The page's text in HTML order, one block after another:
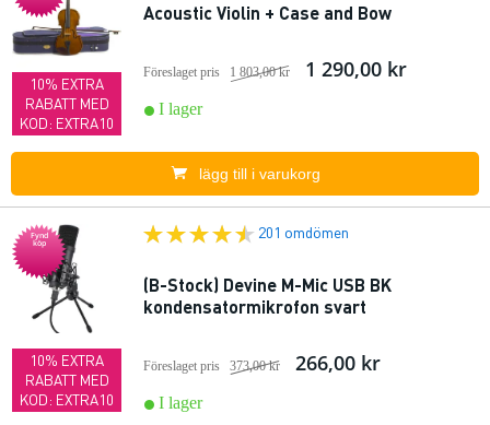
10% EXTRA
RABATT MED
KOD: EXTRA10
Acoustic Violin + Case and Bow
Föreslaget pris 1 803,00 kr 1 290,00 kr
I lager
lägg till i varukorg
Fynd
köp
10% EXTRA
RABATT MED
KOD: EXTRA10
201 omdömen
(B-Stock) Devine M-Mic USB BK
kondensatormikrofon svart
Föreslaget pris 373,00 kr 266,00 kr
I lager